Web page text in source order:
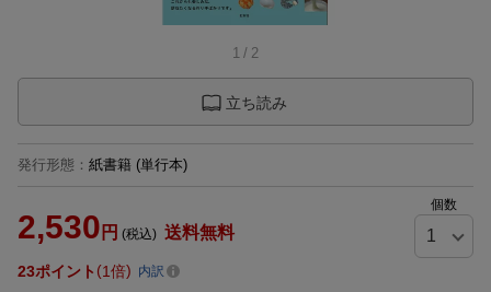
1 / 2
立ち読み
発行形態 ： 紙書籍 (単行本)
2,530 円 (税込) 送料無料
個数
23ポイント 1倍 内訳